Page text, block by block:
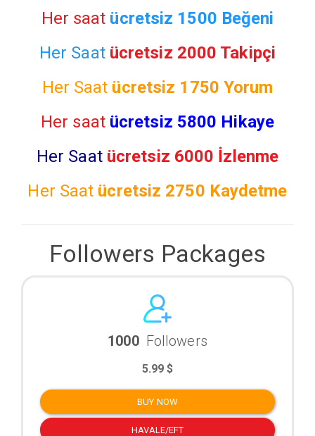
Her saat ücretsiz 1500 Beğeni
Her Saat ücretsiz 2000 Takipçi
Her Saat ücretsiz 1750 Yorum
Her saat ücretsiz 5800 Hikaye
Her Saat ücretsiz 6000 İzlenme
Her Saat ücretsiz 2750 Kaydetme
Followers Packages
1000 Followers
5.99 $
BUY NOW
HAVALE/EFT